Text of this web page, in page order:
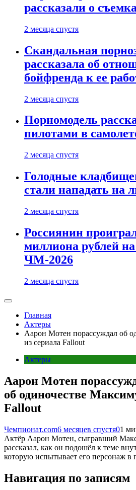
рассказали о
2 месяца спустя
Скандальная
рассказала об
бойфренда к ее
2 месяца спустя
Порномодель
пилотами в
2 месяца спустя
Голодные
стали нападать на
2 месяца спустя
Россиянин
миллиона рублей
ЧМ-2026
2 месяца спустя
Главная
Актеры
Аарон Мотен порассуждал об
из сериала Fallout
Актеры
Аарон Мотен
об одиночестве
Fallout
Чемпионат.com6 месяцев спустя01
Актёр Аарон Мотен, сыгравший
рассказал, как он подошёл к теме
которую испытывает его персонаж в
Навигация по записям